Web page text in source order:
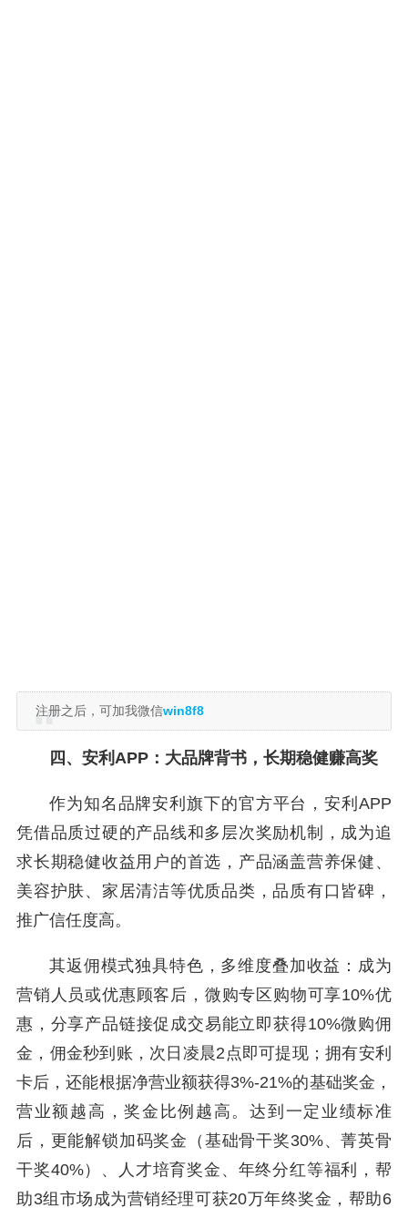
注册之后，可加我微信win8f8
四、安利APP：大品牌背书，长期稳健赚高奖
作为知名品牌安利旗下的官方平台，安利APP
凭借品质过硬的产品线和多层次奖励机制，成为追
求长期稳健收益用户的首选，产品涵盖营养保健、
美容护肤、家居清洁等优质品类，品质有口皆碑，
推广信任度高。
其返佣模式独具特色，多维度叠加收益：成为
营销人员或优惠顾客后，微购专区购物可享10%优
惠，分享产品链接促成交易能立即获得10%微购佣
金，佣金秒到账，次日凌晨2点即可提现；拥有安利
卡后，还能根据净营业额获得3%-21%的基础奖金，
营业额越高，奖金比例越高。达到一定业绩标准
后，更能解锁加码奖金（基础骨干奖30%、菁英骨
干奖40%）、人才培育奖金、年终分红等福利，帮
助3组市场成为营销经理可获20万年终奖金，帮助6